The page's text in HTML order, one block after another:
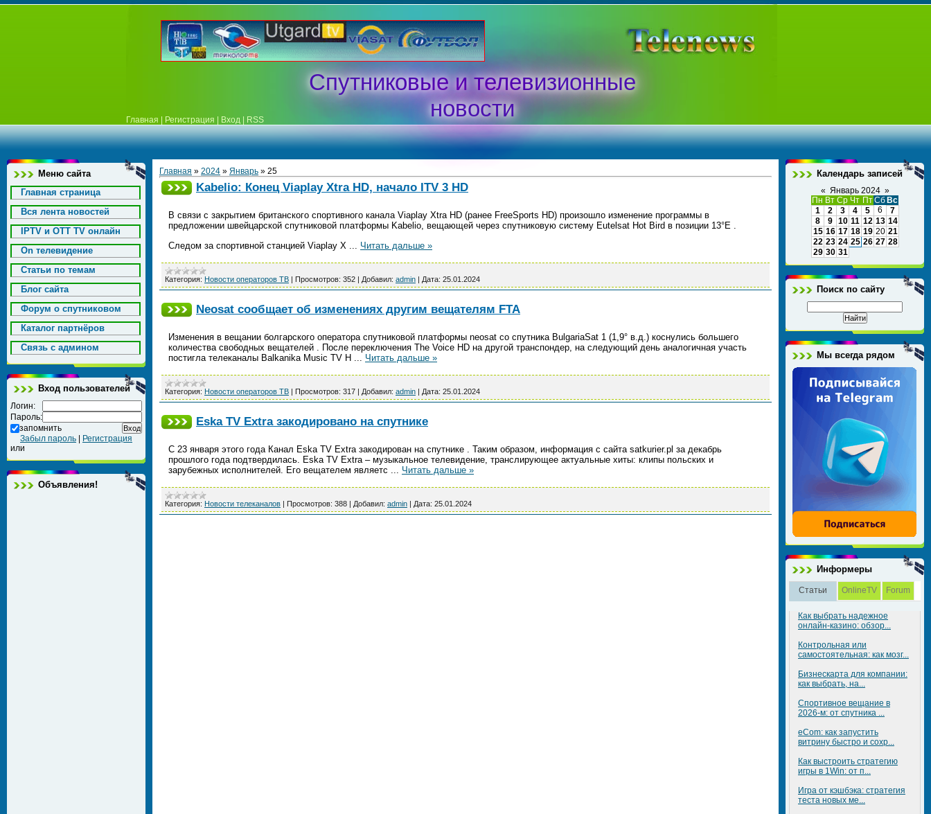
Спутниковые и телевизионные
новости
Главная Регистрация Вход RSS
Меню сайта
Главная страница
Вся лента новостей
IPTV и OTT TV онлайн
On телевидение
Статьи по темам
Блог сайта
Форум о спутниковом
Каталог партнёров
Cвязь с админом
Вход пользователей
Логин:
Пароль:
запомнить
Забыл пароль
Регистрация
или
Объявления!
Главная » 2024 » Январь » 25
Kabelio: Конец Viaplay Xtra HD, начало ITV 3 HD
В связи с закрытием британского спортивного канала Viaplay Xtra HD (ранее FreeSports HD) произошло изменение программы в
предложении швейцарской спутниковой платформы Kabelio, вещающей через спутниковую систему Eutelsat Hot Bird в позиции 13°E .
Следом за спортивной станцией Viaplay X ... Читать дальше »
Категория: Новости операторов ТВ | Просмотров: 352 | Добавил: admin | Дата: 25.01.2024
Neosat сообщает об изменениях другим вещателям FTA
Изменения в вещании болгарского оператора спутниковой платформы neosat со спутника BulgariaSat 1 (1,9° в.д.) коснулись большего
количества свободных вещателей . После переключения The Voice HD на другой транспондер, на следующий день аналогичная участь
постигла телеканалы Balkanika Music TV H ... Читать дальше »
Категория: Новости операторов ТВ | Просмотров: 317 | Добавил: admin | Дата: 25.01.2024
Eska TV Extra закодировано на спутнике
С 23 января этого года Канал Eska TV Extra закодирован на спутнике . Таким образом, информация с сайта satkurier.pl за декабрь
прошлого года подтвердилась. Eska TV Extra – музыкальное телевидение, транслирующее актуальные хиты: клипы польских и
зарубежных исполнителей. Его вещателем являетс ... Читать дальше »
Категория: Новости телеканалов | Просмотров: 388 | Добавил: admin | Дата: 25.01.2024
Календарь записей
« Январь 2024 »
Пн Вт Ср Чт ПтСб Вс
1
2 3 4 5 6
7
8
9 10 11 12 13 14
15 16 17 18 19 20 21
22 23 24 25 26 27 28
29 30 31
Поиск по сайту
Мы всегда рядом
Информеры
Статьи OnlineTV Forum
Как выбрать надежное
онлайн-казино: обзор...
Контрольная или
самостоятельная: как мозг...
Бизнескарта для компании:
как выбрать, на...
Спортивное вещание в
2026-м: от спутника ...
eCom: как запустить
витрину быстро и сохр...
Как выстроить стратегию
игры в 1Win: от п...
Игра от кэшбэка: стратегия
теста новых ме...